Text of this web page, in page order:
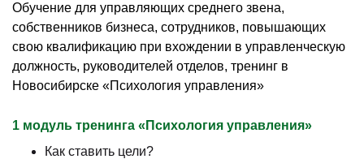
Обучение для управляющих среднего звена,
собственников бизнеса, сотрудников, повышающих
свою квалификацию при вхождении в управленческую
должность, руководителей отделов, тренинг в
Новосибирске «Психология управления»
1 модуль тренинга «Психология управления»
Как ставить цели?